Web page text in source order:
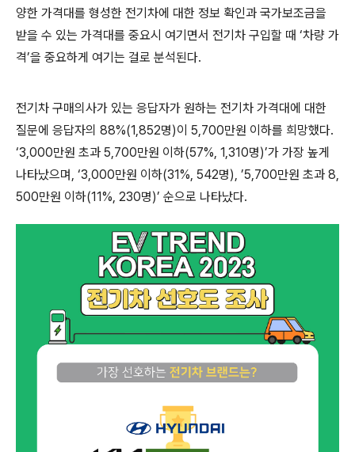
양한 가격대를 형성한 전기차에 대한 정보 확인과 국가보조금을
받을 수 있는 가격대를 중요시 여기면서 전기차 구입할 때 ‘차량 가
격’을 중요하게 여기는 걸로 분석된다.
전기차 구매의사가 있는 응답자가 원하는 전기차 가격대에 대한
질문에 응답자의 88%(1,852명)이 5,700만원 이하를 희망했다.
‘3,000만원 초과 5,700만원 이하(57%, 1,310명)’가 가장 높게
나타났으며, ‘3,000만원 이하(31%, 542명), ’5,700만원 초과 8,
500만원 이하(11%, 230명)’ 순으로 나타났다.